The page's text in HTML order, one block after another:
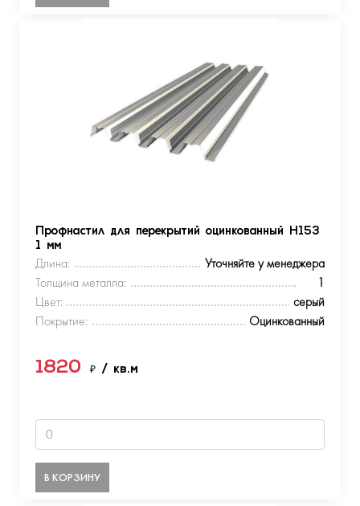
Профнастил для перекрытий оцинкованный Н153
1 мм
Длина:
Уточняйте у менеджера
Толщина металла:
1
Цвет:
серый
Покрытие:
Оцинкованный
1820 ₽ / кв.м
В КОРЗИНУ